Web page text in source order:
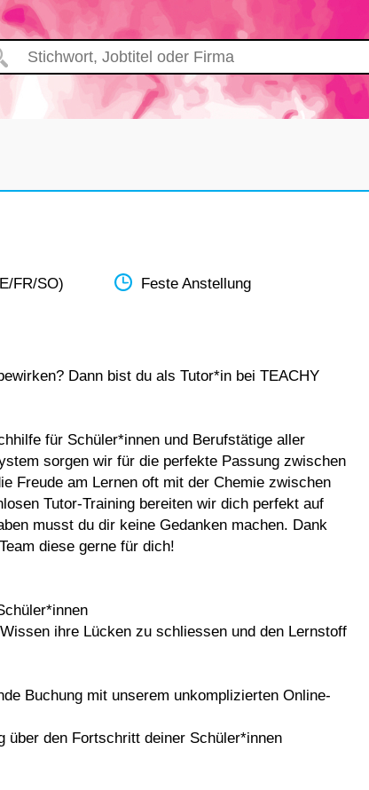
FR/SO) Feste Anstellung
Dann bist du als Tutor*in bei TEACHY
für Schüler*innen und Berufstätige aller
sorgen wir für die perfekte Passung zwischen
Freude am Lernen oft mit der Chemie zwischen
Tutor-Training bereiten wir dich perfekt auf
musst du dir keine Gedanken machen. Dank
diese gerne für dich!
ihre Lücken zu schliessen und den Lernstoff
Buchung mit unserem unkomplizierten Online-
über den Fortschritt deiner Schüler*innen